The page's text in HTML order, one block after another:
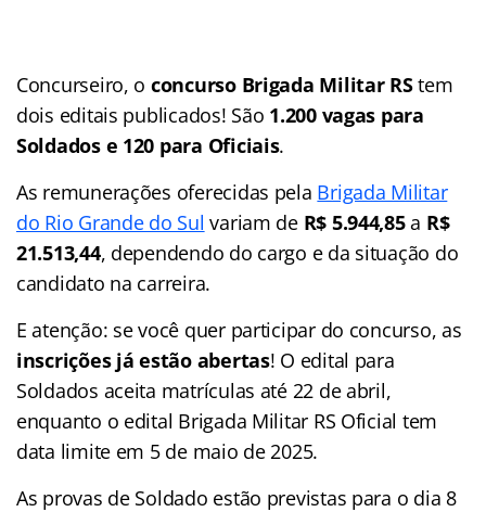
Concurseiro, o concurso Brigada Militar RStem
dois editais publicados! São 1.200 vagas para
Soldados e 120 para Oficiais.
As remunerações oferecidas pela Brigada Militar
do Rio Grande do Sul variam de R$ 5.944,85a R$
21.513,44, dependendo do cargo e da situação do
candidato na carreira.
E atenção: se você quer participar do concurso, as
inscrições já estão abertas! O edital para
Soldados aceita matrículas até 22 de abril,
enquanto o edital Brigada Militar RS Oficial tem
data limite em 5 de maio de 2025.
As provas de Soldado estão previstas para o dia 8